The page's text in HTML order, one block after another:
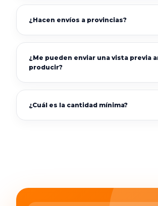
¿Hacen envíos a provincias?
¿Me pueden enviar una vista previa
producir?
¿Cuál es la cantidad mínima?